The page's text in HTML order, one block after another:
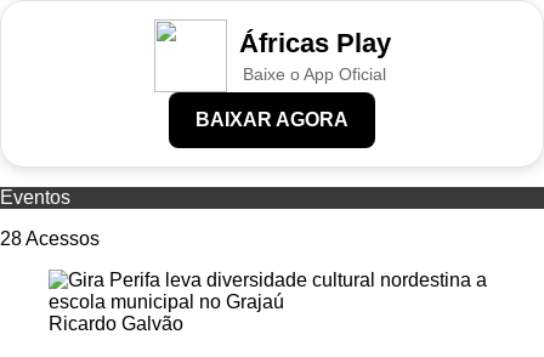
Áfricas Play
Baixe o App Oficial
BAIXAR AGORA
Eventos
28Acessos
Ricardo Galvão